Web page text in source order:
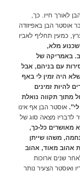
לאורך חייו. כך,
אוסטר הבן באפיזודה
כמעין תחליף לאביו
שכנוע מלא,
באמריקה של
עם בניהם, אבל
היה זמין לי באף
להיות זמינים
מתוך תקווה נואלת
לי".אוסטר הבן אף אינו
לדבריו מצאה סוג של
מאושרים כל-כך,
משהו שייתן
אהוב מאוד, אהוב
שנים ארוכות
של הוריו ואוסטר הצעיר נותר